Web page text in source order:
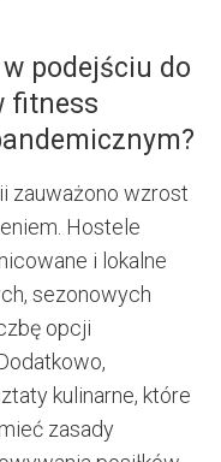
podejściu do
fitness
zauważono wzrost
Hostele
i lokalne
sezonowych
opcji
kulinarne, które
zasady